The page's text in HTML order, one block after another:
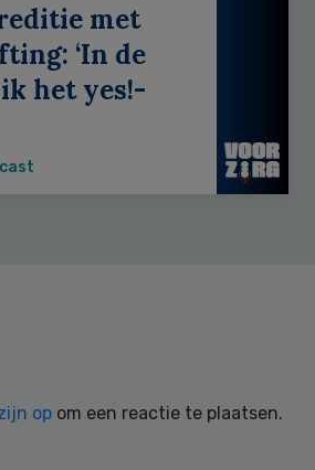
met
‘In de
het yes!-
op om een reactie te plaatsen.